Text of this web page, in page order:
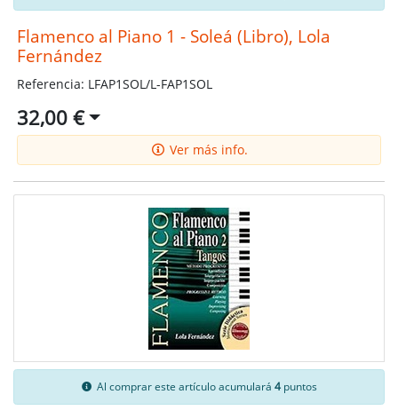
Flamenco al Piano 1 - Soleá (Libro), Lola
Fernández
Referencia: LFAP1SOL/L-FAP1SOL
32,00 €
Ver más info.
Al comprar este artículo acumulará 4puntos